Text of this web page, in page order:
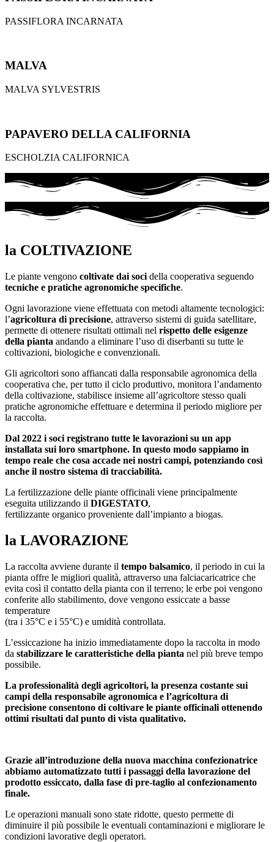
PASSIFLORA INCARNATA
MALVA
MALVA SYLVESTRIS
PAPAVERO DELLA CALIFORNIA
ESCHOLZIA CALIFORNICA
la COLTIVAZIONE
Le piante vengono coltivate dai soci della cooperativa seguendo
tecniche e pratiche agronomiche specifiche.
Ogni lavorazione viene effettuata con metodi altamente tecnologici:
l’agricoltura di precisione, attraverso sistemi di guida satellitare,
permette di ottenere risultati ottimali nel rispetto delle esigenze
della pianta andando a eliminare l’uso di diserbanti su tutte le
coltivazioni, biologiche e convenzionali.
Gli agricoltori sono affiancati dalla responsabile agronomica della
cooperativa che, per tutto il ciclo produttivo, monitora l’andamento
della coltivazione, stabilisce insieme all’agricoltore stesso quali
pratiche agronomiche effettuare e determina il periodo migliore per
la raccolta.
Dal 2022 i soci registrano tutte le lavorazioni su un app
installata sui loro smartphone. In questo modo sappiamo in
tempo reale che cosa accade nei nostri campi, potenziando così
anche il nostro sistema di tracciabilità.
La fertilizzazione delle piante officinali viene principalmente
eseguita utilizzando il DIGESTATO,
fertilizzante organico proveniente dall’impianto a biogas.
la LAVORAZIONE
La raccolta avviene durante il tempo balsamico, il periodo in cui la
pianta offre le migliori qualità, attraverso una falciacaricatrice che
evita così il contatto della pianta con il terreno; le erbe poi vengono
conferite allo stabilimento, dove vengono essiccate a basse
temperature
(tra i 35°C e i 55°C) e umidità controllata.
L’essiccazione ha inizio immediatamente dopo la raccolta in modo
da stabilizzare le caratteristiche della pianta nel più breve tempo
possibile.
La professionalità degli agricoltori, la presenza costante sui
campi della responsabile agronomica e l’agricoltura di
precisione consentono di coltivare le piante officinali ottenendo
ottimi risultati dal punto di vista qualitativo.
Grazie all’introduzione della nuova macchina confezionatrice
abbiamo automatizzato tutti i passaggi della lavorazione del
prodotto essiccato, dalla fase di pre-taglio al confezionamento
finale.
Le operazioni manuali sono state ridotte, questo permette di
diminuire il più possibile le eventuali contaminazioni e migliorare le
condizioni lavorative degli operatori.